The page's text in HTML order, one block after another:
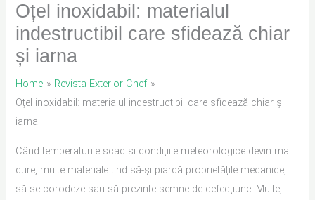
Oțel inoxidabil: materialul
indestructibil care sfidează chiar
și iarna
Home
Revista Exterior Chef
Oțel inoxidabil: materialul indestructibil care sfidează chiar și
iarna
Când temperaturile scad și condițiile meteorologice devin mai
dure, multe materiale tind să-și piardă proprietățile mecanice,
să se corodeze sau să prezinte semne de defecțiune. Multe,